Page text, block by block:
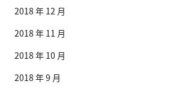
2018 年 12 月
2018 年 11 月
2018 年 10 月
2018 年 9 月